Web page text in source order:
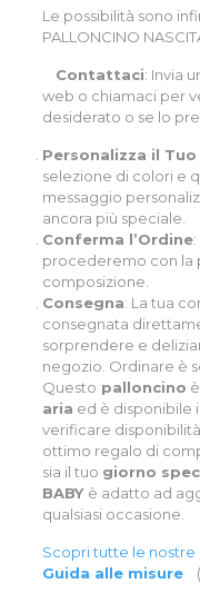
Le possibilità sono
PALLONCINO
Contattaci: Invia
web o chiamaci per
desiderato o se lo
Personalizza il
selezione di colori e
messaggio
ancora più speciale.
Conferma l’Ordine
procederemo con la
composizione.
Consegna: La tua
consegnata
sorprendere e
negozio. Ordinare è
Questo palloncino è
aria ed è disponibile
verificare
ottimo regalo di
sia il tuo giorno
BABY è adatto ad
qualsiasi occasione.
Scopri tutte le nostre
Guida alle misure